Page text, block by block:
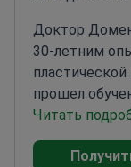
Доктор
30-летним
прошел
Бразилии.
Читать